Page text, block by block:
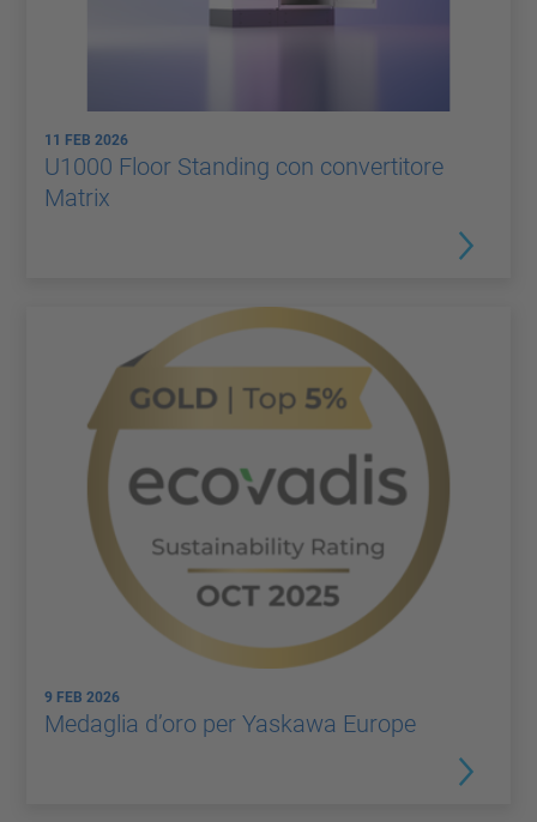
11 FEB 2026
U1000 Floor Standing con convertitore
Matrix
9 FEB 2026
Medaglia d’oro per Yaskawa Europe